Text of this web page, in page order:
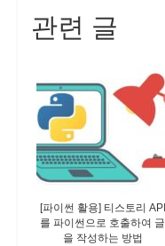
관련 글
[파이썬 활용] 티스토리 API
를 파이썬으로 호출하여 글
을 작성하는 방법